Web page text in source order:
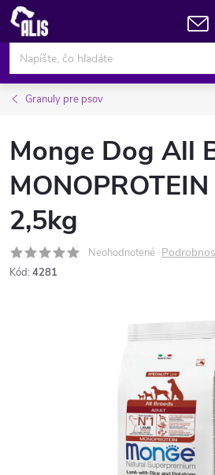
Prejsť
obsah
Granuly pre psov
Monge Dog All
2,5kg
Neohodnotené
Kód: 4281